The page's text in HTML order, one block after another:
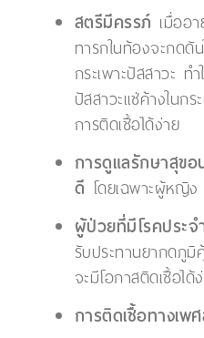
สตรีมีครรภ์ เมื่ออ
ทารกในท้องจะกดดั
กระเพาะปัสสาวะ ท
ปัสสาวะแช่ค้างในกร
การติดเชื้อได้ง่าย
การดูแลรักษาสุข
ดี โดยเฉพาะผู้หญิ
ผู้ป่วยที่มีโรคประจ
รับประทานยากดภู
จะมีโอกาสติดเชื้อได้
การติดเชื้อทางเพ